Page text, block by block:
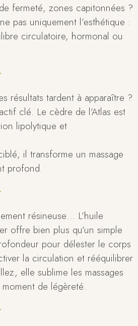
fermeté, zones capitonnées ?
pas uniquement l’esthétique :
circulatoire, hormonal ou
résultats tardent à apparaître ?
clé. Le cèdre de l’Atlas est
lipolytique et
il transforme un massage
profond.
résineuse… L’huile
offre bien plus qu’un simple
pour délester le corps
la circulation et rééquilibrer
elle sublime les massages
de légèreté.